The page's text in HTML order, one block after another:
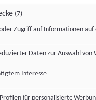
(7)
Zugriff auf Informationen auf
Daten zur Auswahl von
Interesse
für personalisierte